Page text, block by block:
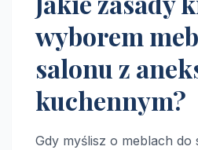
wyborem
salonu z
kuchennym?
Gdy myślisz o meblach do